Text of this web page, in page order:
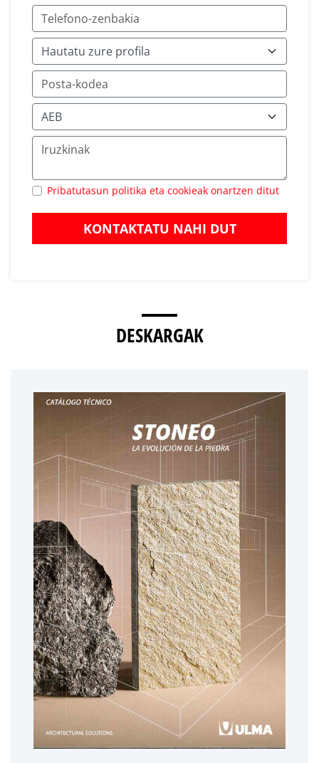
Pribatutasun politika eta cookieak onartzen ditut
KONTAKTATU NAHI DUT
DESKARGAK